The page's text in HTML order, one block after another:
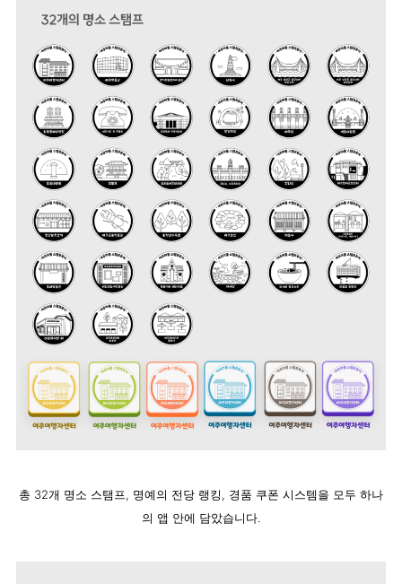
총 32개 명소 스탬프, 명예의 전당 랭킹, 경품 쿠폰 시스템을 모두 하나
의 앱 안에 담았습니다.